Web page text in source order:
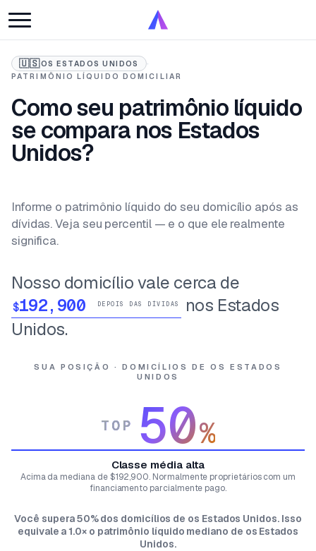
🇺🇸OS ESTADOS UNIDOS
·
PATRIMÔNIO LÍQUIDO DOMICILIAR
Como seu patrimônio líquido
se compara nos Estados
Unidos?
Informe o patrimônio líquido do seu domicílio após as
dívidas. Veja seu percentil — e o que ele realmente
significa.
Nosso domicílio vale cerca de
$ DEPOIS DAS DÍVIDAS
nos Estados
Unidos.
SUA POSIÇÃO · DOMICÍLIOS DE OS ESTADOS
UNIDOS
TOP 50%
Classe média alta
Acima da mediana de $192,900. Normalmente proprietários com um
financiamento parcialmente pago.
Você supera 50% dos domicílios de os Estados Unidos. Isso
equivale a 1.0× o patrimônio líquido mediano de os Estados
Unidos.